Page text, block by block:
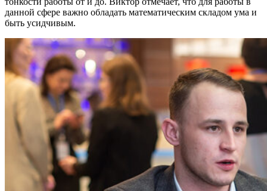
данной сфере важно обладать математическим складом ума и
быть усидчивым.